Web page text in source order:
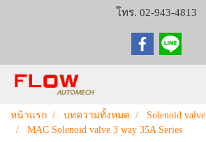
โทร. 02-943-4813
หน้าแรก บทความทั้งหมด
Solenoid valve
MAC Solenoid valve 3 way 35A Series